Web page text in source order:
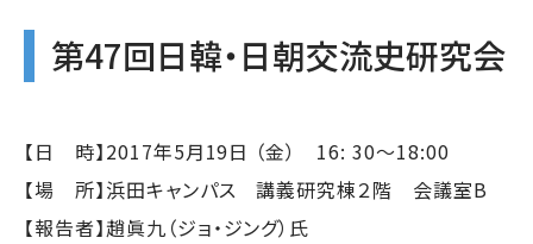
第47回日韓・日朝交流史研究会
【日 時】2017年5月19日 （金） 16: 30～18:00
【場 所】浜田キャンパス 講義研究棟２階 会議室B
【報告者】趙眞九（ジョ・ジング）氏